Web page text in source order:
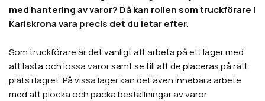
med hantering av varor? Då kan rollen som truckförare i
Karlskrona vara precis det du letar efter.
Som truckförare är det vanligt att arbeta på ett lager med
att lasta och lossa varor samt se till att de placeras på rätt
plats i lagret. På vissa lager kan det även innebära arbete
med att plocka och packa beställningar av varor.